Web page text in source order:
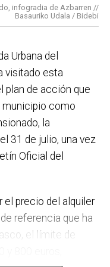
Energética,
y la instalación de
de Basauri un
para el futuro.
en acciones de
el diseño de
con un Plan de
Temperaturas,
sufrido.
que se construirá en
es una apuesta
más de apoyo
infogradia de Azbarren //
Basauriko Udala / Bidebi
Urbana del
visitado esta
plan de acción que
municipio como
la
31 de julio, una vez
Oficial del
precio del alquiler
referencia que ha
el límite de